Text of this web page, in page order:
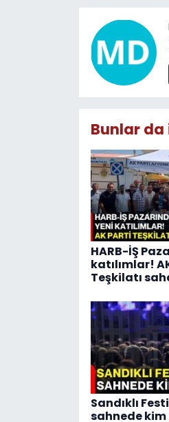
Bunlar
HARB-İŞ
katılımlar!
Teşkilatı
Sandıklı
sahnede